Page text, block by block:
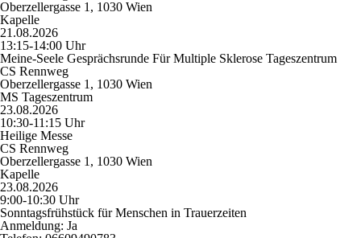
Oberzellergasse 1, 1030 Wien
Kapelle
21.08.2026
13:15-14:00 Uhr
Meine-Seele Gesprächsrunde Für Multiple Sklerose Tageszentrum
CS Rennweg
Oberzellergasse 1, 1030 Wien
MS Tageszentrum
23.08.2026
10:30-11:15 Uhr
Heilige Messe
CS Rennweg
Oberzellergasse 1, 1030 Wien
Kapelle
23.08.2026
9:00-10:30 Uhr
Sonntagsfrühstück für Menschen in Trauerzeiten
Anmeldung: Ja